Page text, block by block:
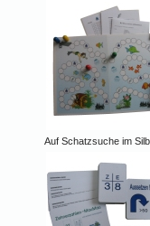
Auf Schatzsuche im